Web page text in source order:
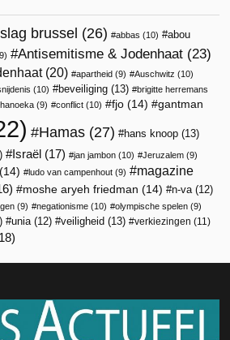
brussel (26) abbas (10)
abou
Antisemitisme & Jodenhaat (23)
(20) apartheid (9) Auschwitz (10)
(10) beveiliging (13)
brigitte herremans
(9) conflict (10) fjo (14) gantman
Hamas (27) hans knoop (13)
Israël (17) jan jambon (10) Jeruzalem (9)
(14) ludo van campenhout (9)
magazine
moshe aryeh friedman (14) n-va(12)
(9) negationisme (10) olympische spelen (9)
unia(12) veiligheid (13) verkiezingen (11)